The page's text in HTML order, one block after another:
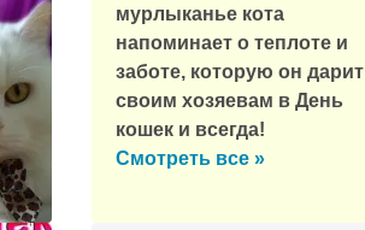
мурлыканье кота
напоминает о теплоте и
заботе, которую он дарит
своим хозяевам в День
кошек и всегда!
Смотреть все »